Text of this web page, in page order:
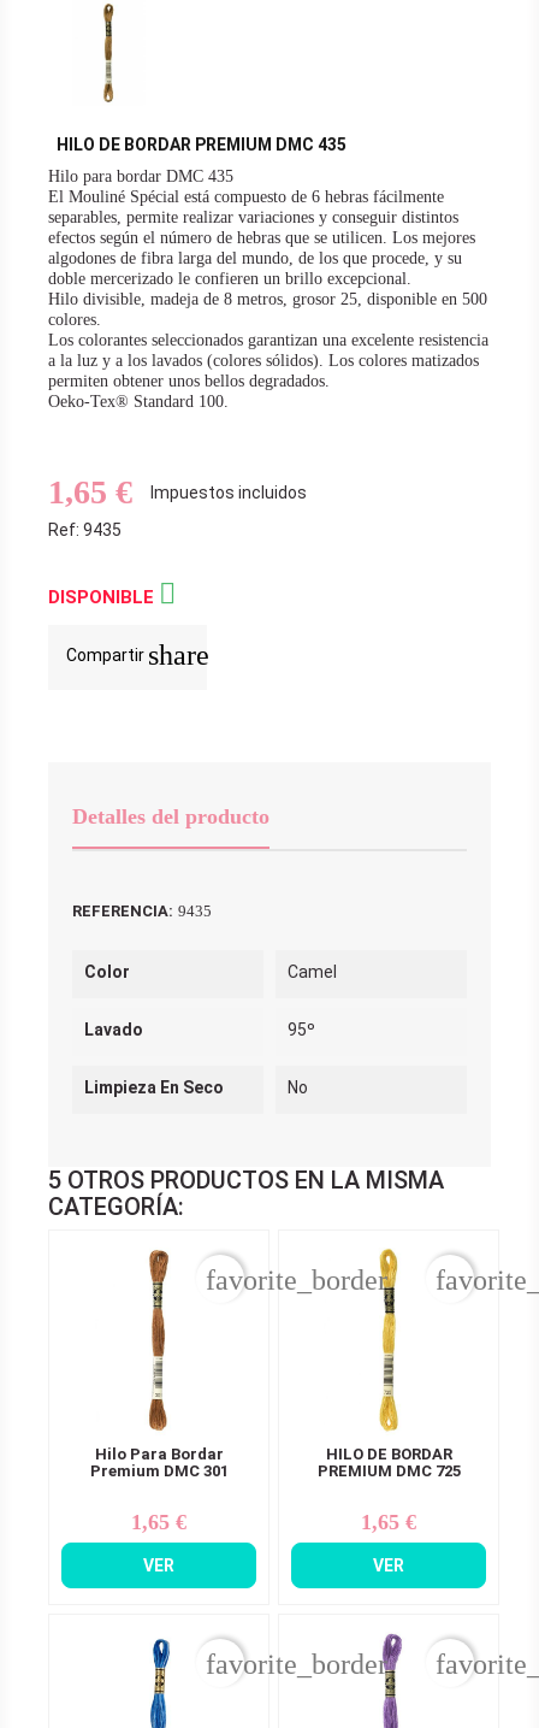
HILO DE BORDAR PREMIUM DMC 435
Hilo para bordar DMC 435
El Mouliné Spécial está compuesto de 6 hebras fácilmente
separables, permite realizar variaciones y conseguir distintos
efectos según el número de hebras que se utilicen. Los mejores
algodones de fibra larga del mundo, de los que procede, y su
doble mercerizado le confieren un brillo excepcional.
Hilo divisible, madeja de 8 metros, grosor 25, disponible en 500
colores.
Los colorantes seleccionados garantizan una excelente resistencia
a la luz y a los lavados (colores sólidos). Los colores matizados
permiten obtener unos bellos degradados.
Oeko-Tex® Standard 100.
1,65 €
Impuestos incluidos
Ref: 9435
DISPONIBLE 
Compartir share
Detalles del producto
REFERENCIA: 9435
Color Camel
Lavado 95º
Limpieza En Seco No
5 OTROS PRODUCTOS EN LA MISMA
CATEGORÍA:
Hilo Para Bordar
Premium DMC 301
Precio
1,65 €
VER
favorite_border
HILO DE BORDAR
PREMIUM DMC 725
Precio
1,65 €
VER
favorite_border